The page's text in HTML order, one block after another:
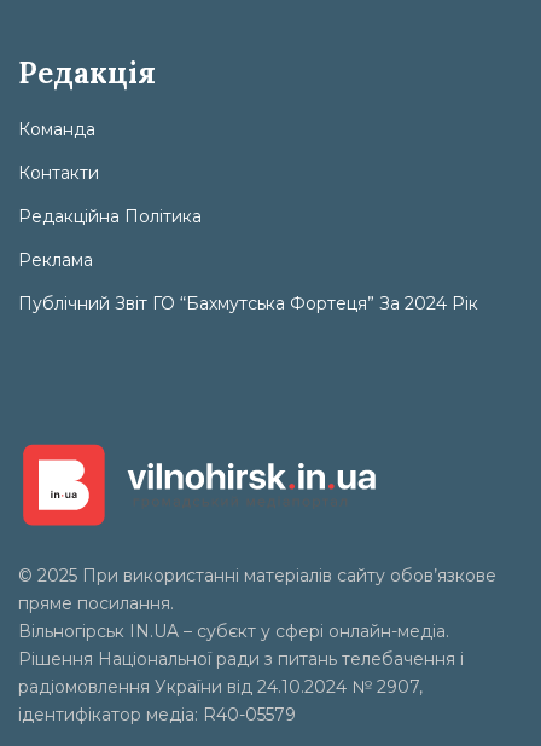
Редакція
Команда
Контакти
Редакційна Політика
Реклама
Публічний Звіт ГО “Бахмутська Фортеця” За 2024 Рік
© 2025 При використанні матеріалів сайту обов’язкове
пряме посилання.
Вільногірськ
IN.UA – субєкт у сфері онлайн-медіа.
Рішення Національної ради з питань телебачення і
радіомовлення України від 24.10.2024 № 2907,
ідентифікатор медіа: R40-05579